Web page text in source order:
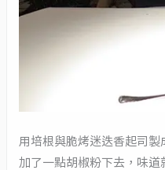
用培根與脆烤迷迭香起司製
加了一點胡椒粉下去，味道